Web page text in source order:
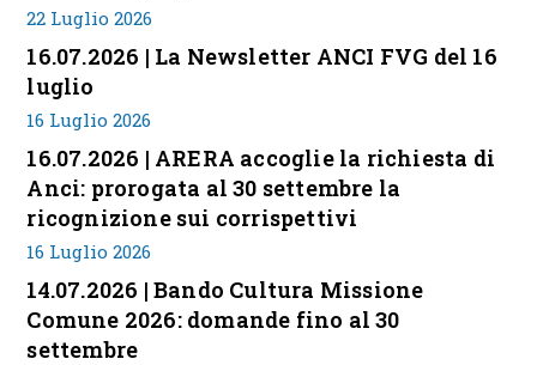
22 Luglio 2026
16.07.2026 | La Newsletter ANCI FVG del 16
luglio
16 Luglio 2026
16.07.2026 | ARERA accoglie la richiesta di
Anci: prorogata al 30 settembre la
ricognizione sui corrispettivi
16 Luglio 2026
14.07.2026 | Bando Cultura Missione
Comune 2026: domande fino al 30
settembre